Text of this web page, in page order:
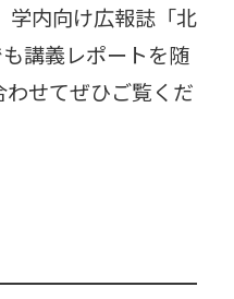
学内向け広報誌「北
講義レポートを随
せてぜひご覧くだ